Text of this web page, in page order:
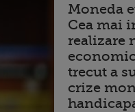
Moneda
Cea mai
realizare
trecut a
crize